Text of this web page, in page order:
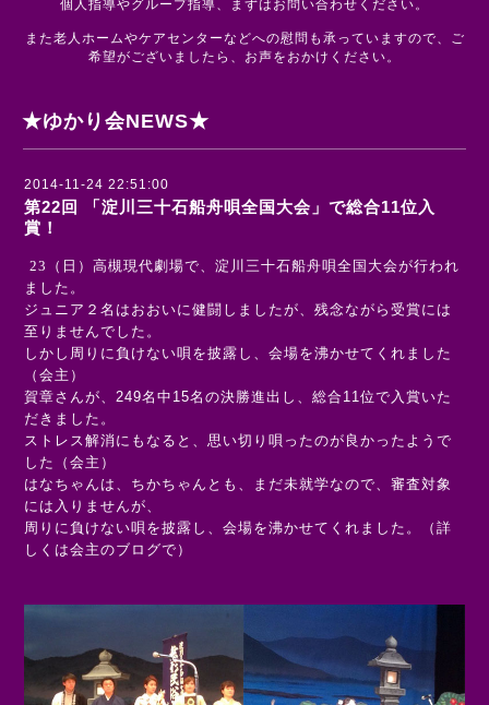
個人指導やグループ指導、まずはお問い合わせください。
また老人ホームやケアセンターなどへの慰問も承っていますので、ご
希望がございましたら、お声をおかけください。
★ゆかり会NEWS★
2014-11-24 22:51:00
第22回 「淀川三十石船舟唄全国大会」で総合11位入
賞！
23
（日）高槻現代劇場で、淀川三十石船舟唄全国大会が行われ
ました。
ジュニア２名はおおいに健闘しましたが、残念ながら受賞には
至りませんでした。
しかし周りに負けない唄を披露し、会場を沸かせてくれました
（会主）
賀章さんが、 249名中 15名の決勝進出し、総合11 位で入賞いた
だきました。
ストレス解消にもなると、思い切り唄ったのが良かったようで
した（会主）
はなちゃんは、ちかちゃんとも、まだ未就学なので、審査対象
には入りませんが、
周りに負けない唄を披露し、会場を沸かせてくれました。（詳
しくは会主のブログで）